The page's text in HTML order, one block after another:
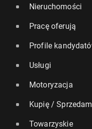
Nieruchomości
Pracę oferują
Profile
Usługi
Motoryzacja
Kupię / Sprzedam
Towarzyskie